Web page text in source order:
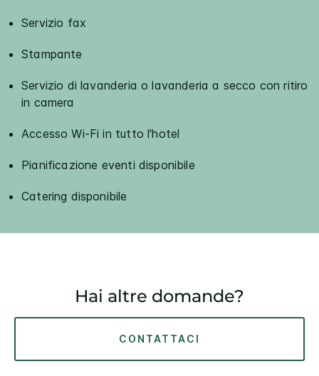
Servizio fax
Stampante
Servizio di lavanderia o lavanderia a secco con ritiro
in camera
Accesso Wi-Fi in tutto l'hotel
Pianificazione eventi disponibile
Catering disponibile
Hai altre domande?
CONTATTACI